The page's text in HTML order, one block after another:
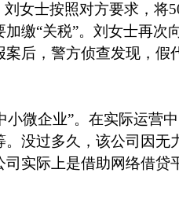
女士按照对方要求，将
缴“关税”。刘女士再次
后，警方侦查发现，假
微企业”。在实际运营
没过多久，该公司因无
实际上是借助网络借贷